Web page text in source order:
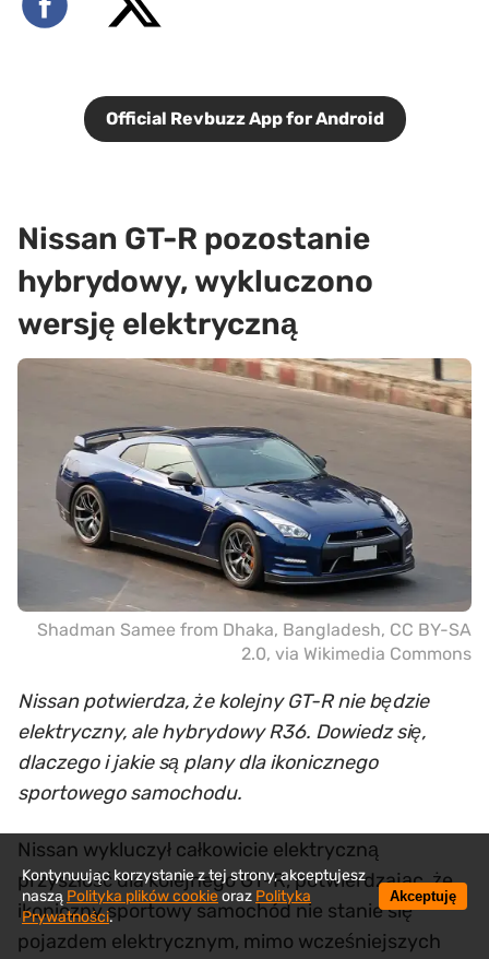
Official Revbuzz App for Android
Nissan GT-R pozostanie
hybrydowy, wykluczono
wersję elektryczną
Shadman Samee from Dhaka, Bangladesh, CC BY-SA
2.0, via Wikimedia Commons
Nissan potwierdza, że kolejny GT-R nie będzie
elektryczny, ale hybrydowy R36. Dowiedz się,
dlaczego i jakie są plany dla ikonicznego
sportowego samochodu.
Nissan wykluczył całkowicie elektryczną
przyszłość dla kolejnego GT-R, potwierdzając, że
ikoniczny sportowy samochód nie stanie się
pojazdem elektrycznym, mimo wcześniejszych
Kontynuując korzystanie z tej strony, akceptujesz
naszą Polityka plików cookieoraz Polityka
Prywatności.
Akceptuję